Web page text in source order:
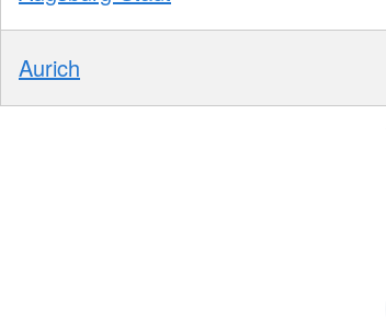
Aurich